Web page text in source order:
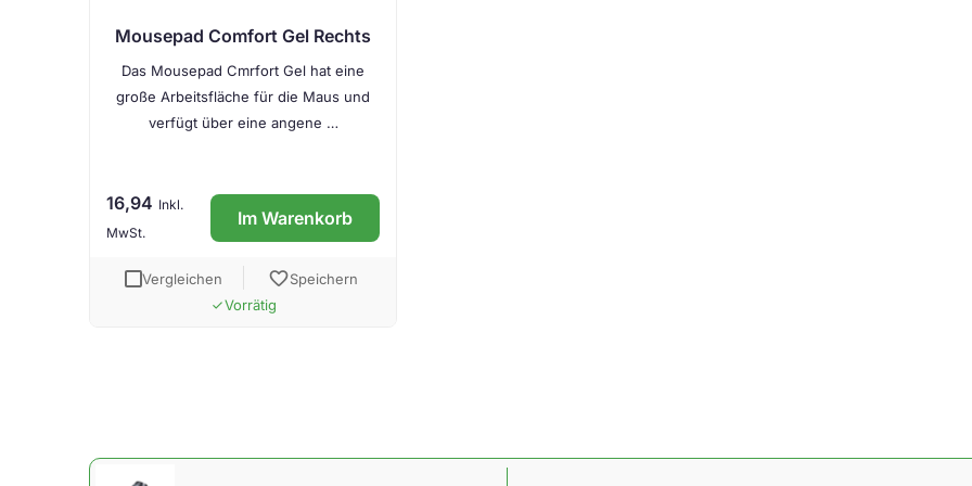
Mousepad Comfort Gel Rechts
Das Mousepad Cmrfort Gel hat eine
große Arbeitsfläche für die Maus und
verfügt über eine angene …
16,94 Inkl.
MwSt.
Im Warenkorb
Vergleichen favoriteSpeichern
doneVorrätig